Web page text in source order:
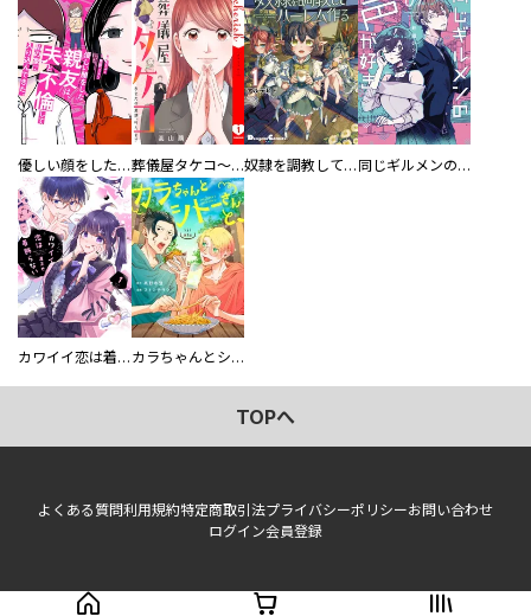
優しい顔をした親友は、夫と不倫して私の家に入り込んできた。 葬儀屋タケコ～あなたの最期、叶えます【電子単行本版】 奴隷を調教してハーレム作る 同じギルメンの声が好き
カワイイ恋は着飾らない カラちゃんとシトーさんと、 【分冊版】
TOPへ
よくある質問利用規約特定商取引法プライバシーポリシーお問い合わせ
ログイン会員登録